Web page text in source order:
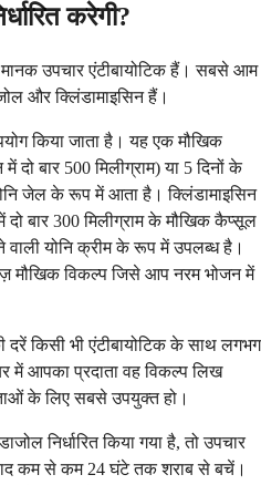
करेगी?
मानक उपचार एंटीबायोटिक हैं। सबसे आम
और क्लिंडामाइसिन हैं।
किया जाता है। यह एक मौखिक
बार 500 मिलीग्राम) या 5 दिनों के
जेल के रूप में आता है। क्लिंडामाइसिन
दो बार 300 मिलीग्राम के मौखिक कैप्सूल
वाली योनि क्रीम के रूप में उपलब्ध है।
मौखिक विकल्प जिसे आप नरम भोजन में
किसी भी एंटीबायोटिक के साथ लगभग
में आपका प्रदाता वह विकल्प लिख
के लिए सबसे उपयुक्त हो।
निर्धारित किया गया है, तो उपचार
कम से कम 24 घंटे तक शराब से बचें।